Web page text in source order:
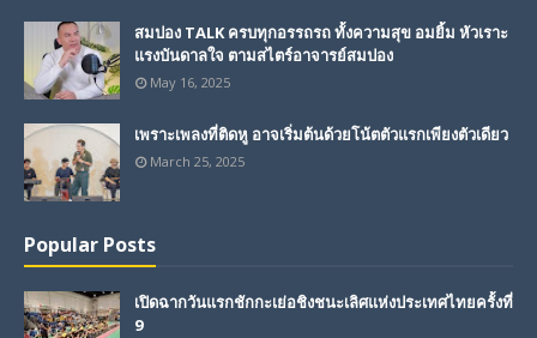
สมปอง TALK ครบทุกอรรถรถ ทั้งความสุข อมยิ้ม หัวเราะ
แรงบันดาลใจ ตามสไตร์อาจารย์สมปอง
May 16, 2025
เพราะเพลงที่ติดหู อาจเริ่มต้นด้วยโน้ตตัวแรกเพียงตัวเดียว
March 25, 2025
Popular Posts
เปิดฉากวันแรกชักกะเย่อชิงชนะเลิศแห่งประเทศไทยครั้งที่
9